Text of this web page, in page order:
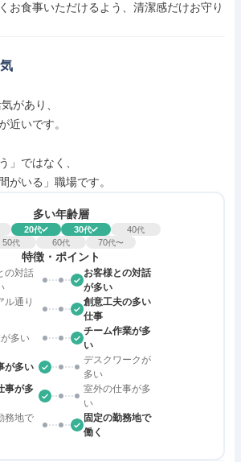
お食事いただけるよう、清潔感だけお守り
があり、
近いです。
」ではなく、
がいる」職場です。
多い年齢層
20代 30代 40代
50代 60代 70代〜
特徴・ポイント
の対話
お客様との対話
が多い
ル通り
創意工夫の多い
仕事
多い
チーム作業が多
い
が多い
デスクワークが
多い
事が多
室外の仕事が多
い
務地で
固定の勤務地で
働く